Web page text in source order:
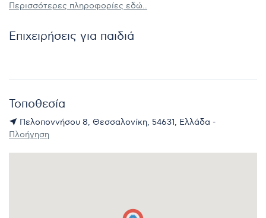
Περισσότερες πληροφορίες εδώ..
Επιχειρήσεις για παιδιά
Τοποθεσία
Πελοποννήσου 8, Θεσσαλονίκη, 54631, Ελλάδα -
Πλοήγηση